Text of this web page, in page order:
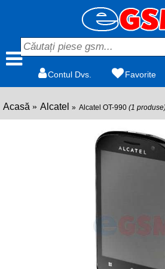
Contul Dvs. Favorite
Acasă Alcatel Alcatel OT-990 (1